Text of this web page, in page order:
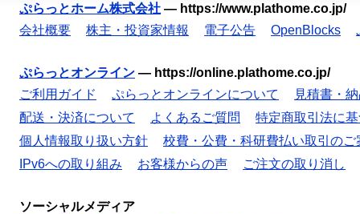
ぷらっとホーム株式会社 — https://www.plathome.co.jp/
会社概要
株主・投資家情報 電子公告 OpenBlocks
ぷらっとオンライン — https://online.plathome.co.jp/
ご利用ガイド
ぷらっとオンラインについて
見積書・
配送・決済について
よくあるご質問
特定商取引法に
個人情報取り扱い方針
校費・公費・科研費払い取引のご
IPv6への取り組み
お客様からの声 ご注文の取り消し
ソーシャルメディア